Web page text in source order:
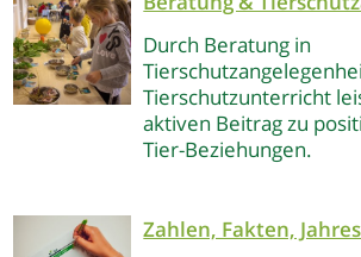
Durch Beratung in
Tierschutzunterricht
aktiven Beitrag zu
Tier-Beziehungen.
Zahlen, Fakten,